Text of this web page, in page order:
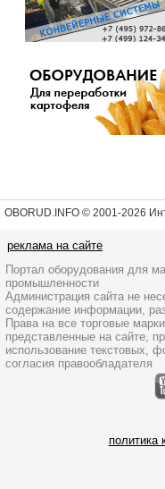
OBORUD.INFO © 2001-2026
реклама на сайте
Портал оборудования для
промышленности
Администрация сайта не
содержание информации,
Права на все торговые
представленные на сайте,
использование текстовых,
согласия правообладателя
политика